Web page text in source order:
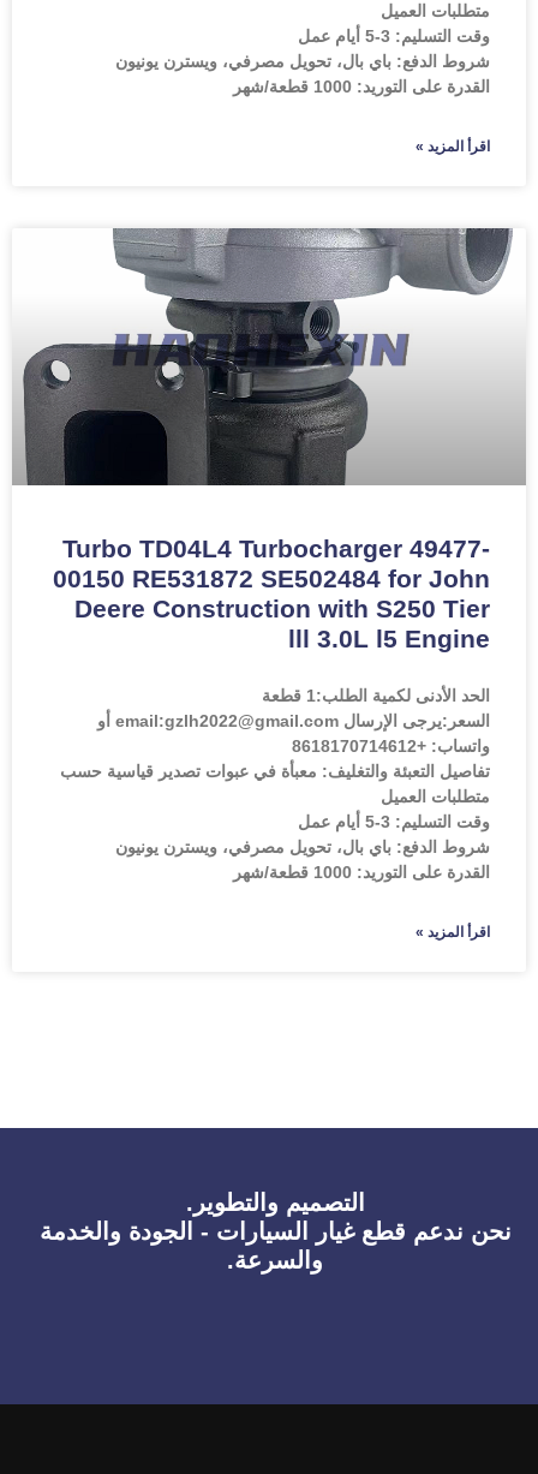
متطلبات العميل
وقت التسليم: 3-5 أيام عمل
شروط الدفع: باي بال، تحويل مصرفي، ويسترن يونيون
القدرة على التوريد: 1000 قطعة/شهر
اقرأ المزيد »
Turbo TD04L4 Turbocharger 49477-
00150 RE531872 SE502484 for John
Deere Construction with S250 Tier
lll 3.0L l5 Engine
الحد الأدنى لكمية الطلب:1 قطعة
السعر:
يرجى الإرسال email:gzlh2022@gmail.com أو
واتساب: +8618170714612
تفاصيل التعبئة والتغليف: معبأة في عبوات تصدير قياسية حسب
متطلبات العميل
وقت التسليم: 3-5 أيام عمل
شروط الدفع: باي بال، تحويل مصرفي، ويسترن يونيون
القدرة على التوريد: 1000 قطعة/شهر
اقرأ المزيد »
التصميم والتطوير.
نحن ندعم قطع غيار السيارات - الجودة والخدمة
والسرعة.